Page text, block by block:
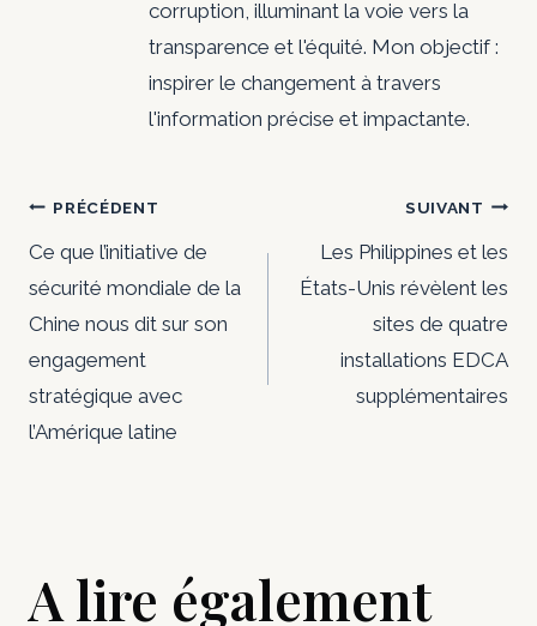
corruption, illuminant la voie vers la
transparence et l'équité. Mon objectif :
inspirer le changement à travers
l'information précise et impactante.
Navigation
de
l’article
PRÉCÉDENT
Ce que l’initiative de
sécurité mondiale de la
Chine nous dit sur son
engagement
stratégique avec
l’Amérique latine
SUIVANT
Les Philippines et les
États-Unis révèlent les
sites de quatre
installations EDCA
supplémentaires
A lire également